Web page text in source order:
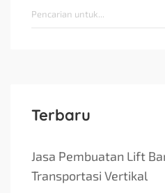
Terbaru
Jasa Pembuatan Lift
Transportasi Vertikal